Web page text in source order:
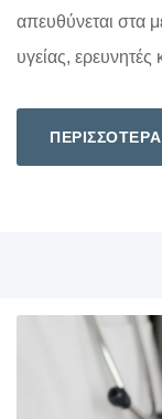
απευθύνεται στα
υγείας, ερευνητές
ΠΕΡΙΣΣΟΤΕΡΑ